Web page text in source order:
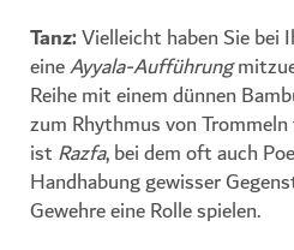
Tanz:Vielleicht haben Sie bei
eineAyyala-Aufführung
Reihe mit einem dünnen
zum Rhythmus von
ist Razfa, bei dem oft auch
Handhabung gewisser
Gewehre eine Rolle spielen.